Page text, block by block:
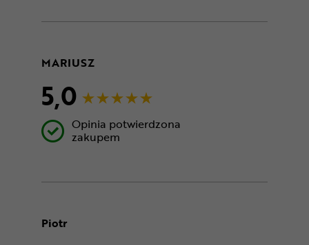
MARIUSZ
5,0
Opinia potwierdzona
zakupem
Piotr